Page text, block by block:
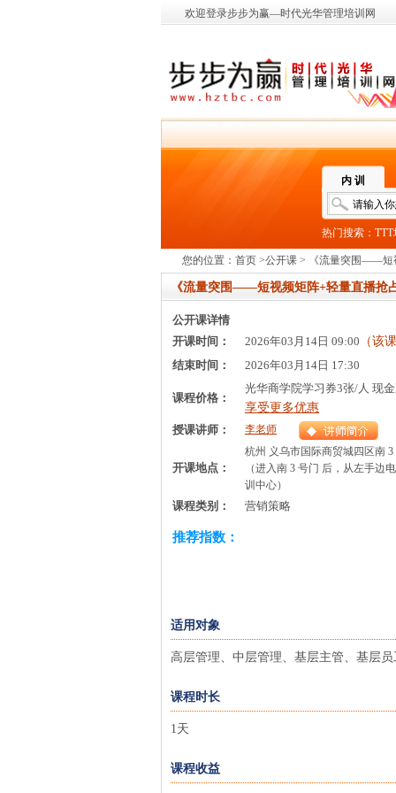
欢迎登录步步为赢—时代光华管理培训网
内 训
热门搜索： TTT
您的位置： 首页 >公开课 > 《流量突围——短
《流量突围——短视频矩阵+轻量直播抢
公开课详情
开课时间：
2026年03月14日 09:00 （该
结束时间：
2026年03月14日 17:30
课程价格：
光华商学院学习券3张/人 现
享受更多优惠
授课讲师：
李老师
开课地点：
杭州 义乌市国际商贸城四区南
（进入南 3 号门 后，从左手边
训中心）
课程类别： 营销策略
推荐指数：
适用对象
高层管理、中层管理、基层主管、基层员
课程时长
1天
课程收益